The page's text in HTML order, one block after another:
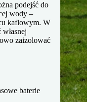
podejść do
wody –
kaflowym. W
zaizolować
baterie